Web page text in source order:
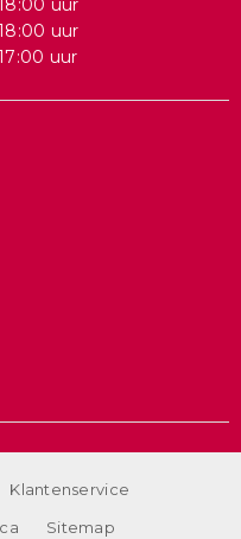
uur
uur
uur
Klantenservice
Sitemap